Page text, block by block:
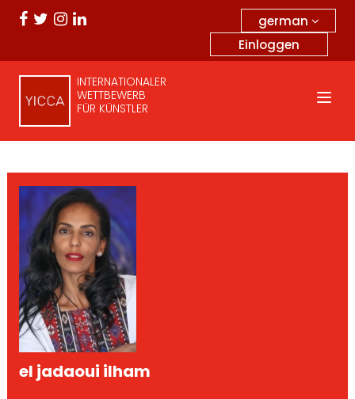
german
Einloggen
INTERNATIONALER
WETTBEWERB
FÜR KÜNSTLER
el jadaoui ilham